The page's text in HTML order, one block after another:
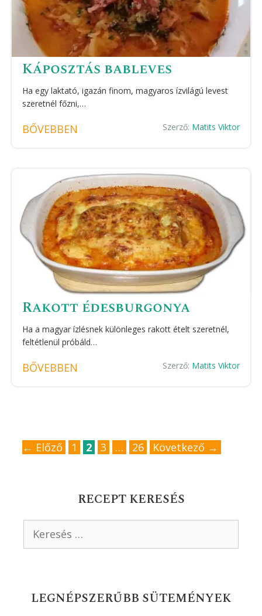
Káposztás bableves
Ha egy laktató, igazán finom, magyaros ízvilágú levest
szeretnél főzni,…
BŐVEBBEN Szerző: Matits Viktor
Rakott édesburgonya
Ha a magyar ízlésnek különleges rakott ételt szeretnél,
feltétlenül próbáld…
BŐVEBBEN Szerző: Matits Viktor
← Előző Oldal
1 Oldal
2 Oldal
3 … Oldal
26 Következő →
RECEPT KERESÉS
LEGNÉPSZERŰBB SÜTEMÉNYEK